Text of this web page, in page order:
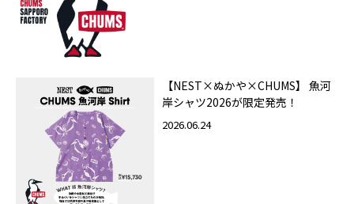
【NEST×ぬかや×CHUMS】 魚河
岸シャツ2026が限定発売！
2026.06.24